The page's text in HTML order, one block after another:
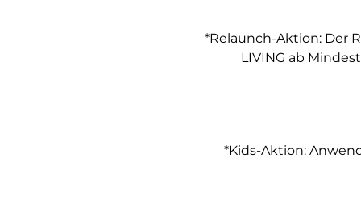
*Relaunch-Aktion: Der
LIVING ab
*Kids-Aktion: